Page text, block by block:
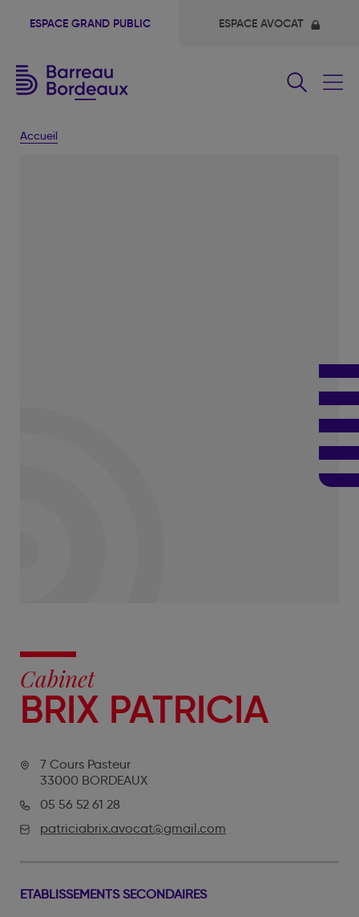
ESPACE GRAND PUBLIC ESPACE AVOCAT
Accueil
Cabinet
BRIX PATRICIA
7 Cours Pasteur
33000 BORDEAUX
05 56 52 61 28
patriciabrix.avocat@gmail.com
ETABLISSEMENTS SECONDAIRES